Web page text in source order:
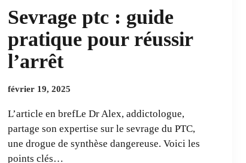
Sevrage ptc : guide
pratique pour réussir
l’arrêt
février 19, 2025
L’article en brefLe Dr Alex, addictologue,
partage son expertise sur le sevrage du PTC,
une drogue de synthèse dangereuse. Voici les
points clés…